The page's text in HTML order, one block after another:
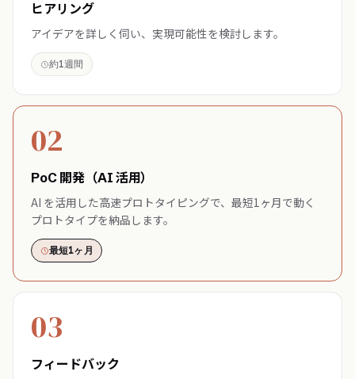
ヒアリング
アイデアを詳しく伺い、実現可能性を検討します。
約1週間
02
PoC 開発（AI 活用）
AI を活用した高速プロトタイピングで、最短1ヶ月で動く
プロトタイプを納品します。
最短1ヶ月
03
フィードバック